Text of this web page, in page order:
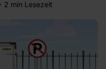
2 min Lesezeit